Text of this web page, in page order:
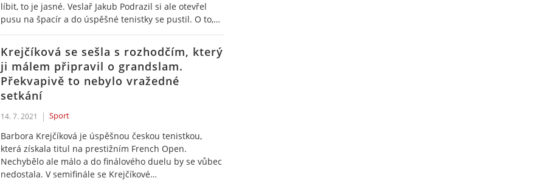
líbit, to je jasné. Veslař Jakub Podrazil si ale otevřel
pusu na špacír a do úspěšné tenistky se pustil. O to,…
Krejčíková se sešla s rozhodčím, který
ji málem připravil o grandslam.
Překvapivě to nebylo vražedné
setkání
14. 7. 2021 Sport
Barbora Krejčíková je úspěšnou českou tenistkou,
která získala titul na prestižním French Open.
Nechybělo ale málo a do finálového duelu by se vůbec
nedostala. V semifinále se Krejčíkové…